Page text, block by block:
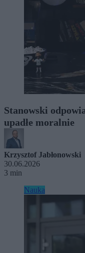
Stanowski
upadłe moralnie
Krzysztof Jabłonowski
30.06.2026
3 min
Nauka